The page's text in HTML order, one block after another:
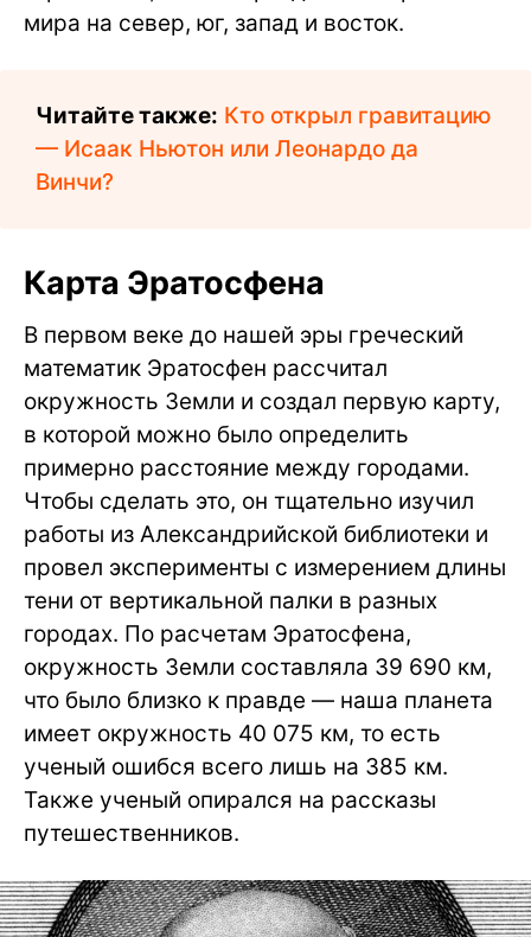
мира на север, юг, запад и восток.
Читайте также: Кто открыл гравитацию
— Исаак Ньютон или Леонардо да
Винчи?
Карта Эратосфена
В первом веке до нашей эры греческий
математик Эратосфен рассчитал
окружность Земли и создал первую карту,
в которой можно было определить
примерно расстояние между городами.
Чтобы сделать это, он тщательно изучил
работы из Александрийской библиотеки и
провел эксперименты с измерением длины
тени от вертикальной палки в разных
городах. По расчетам Эратосфена,
окружность Земли составляла 39 690 км,
что было близко к правде — наша планета
имеет окружность 40 075 км, то есть
ученый ошибся всего лишь на 385 км.
Также ученый опирался на рассказы
путешественников.